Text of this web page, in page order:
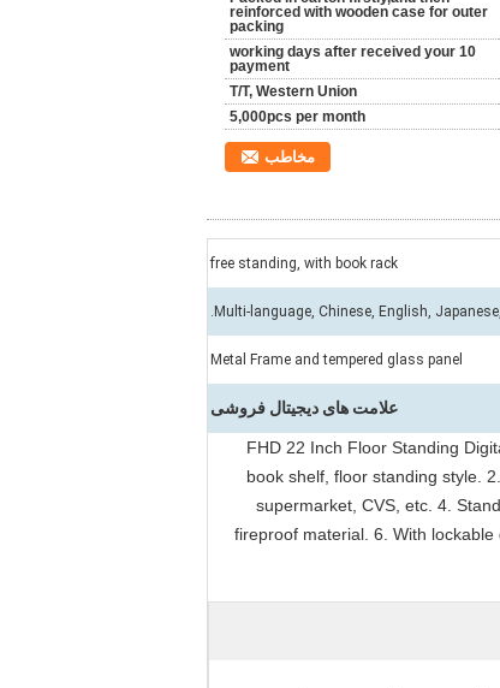
reinforced with wooden case for outer
packing
10 working days after received your
payment
T/T, Western Union
5,000pcs per month
مخاطب
free standing, with book rack
Multi-language, Chinese, English,
Metal Frame and tempered glass panel
علامت های دیجیتال فروشی
FHD 22 Inch Floor Standing
book shelf, floor standing style.
supermarket, CVS, etc. 4.
fireproof material. 6. With